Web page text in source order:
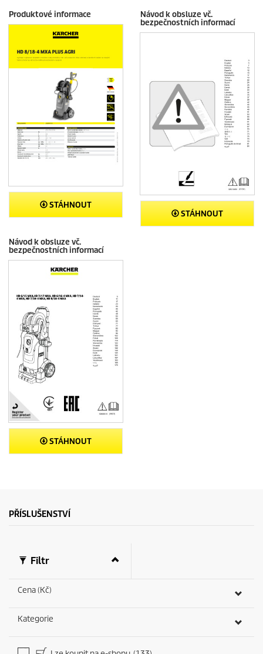
Produktové informace
STÁHNOUT
Návod k obsluze vč.
bezpečnostních informací
STÁHNOUT
Návod k obsluze vč.
bezpečnostních informací
STÁHNOUT
PŘÍSLUŠENSTVÍ
Filtr
Cena (Kč)
Kategorie